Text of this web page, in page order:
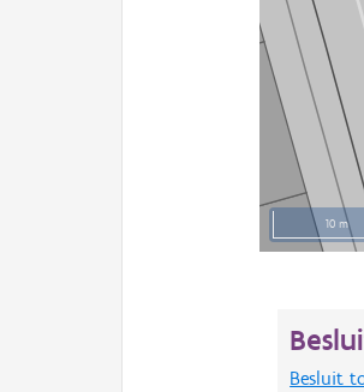
10 m
Besluit